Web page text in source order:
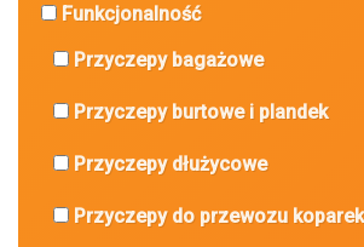
Funkcjonalność
Przyczepy bagażowe
Przyczepy burtowe i plandek
Przyczepy dłużycowe
Przyczepy do przewozu koparek